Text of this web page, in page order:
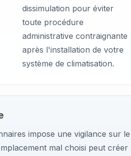
dissimulation pour éviter
toute procédure
administrative contraignante
après l'installation de votre
système de climatisation.
impose une vigilance sur le
mal choisi peut créer